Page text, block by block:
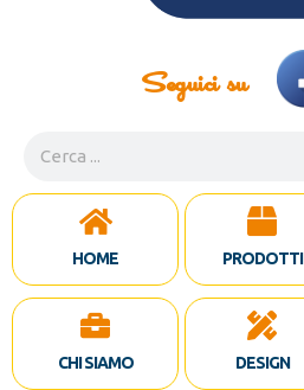
Seguici su
HOME
CHI SIAMO
PRODOTTI
DESIGN